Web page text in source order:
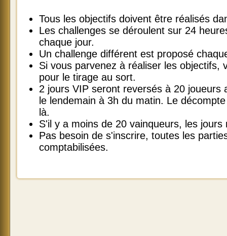
Tous les objectifs doivent être réalisés
Les challenges se déroulent sur 24
chaque jour.
Un challenge différent est proposé
Si vous parvenez à réaliser les objectifs,
pour le tirage au sort.
2 jours VIP seront reversés à 20 joueurs
le lendemain à 3h du matin. Le
là.
S'il y a moins de 20 vainqueurs, les
Pas besoin de s'inscrire, toutes les
comptabilisées.